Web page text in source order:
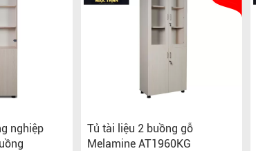
nghiệp
Tủ tài liệu 2 buồng gỗ
Melamine AT1960KG